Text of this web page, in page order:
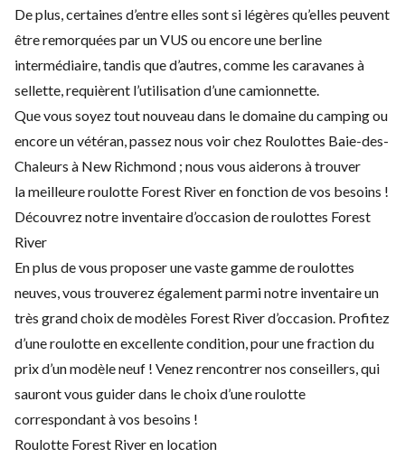
De plus, certaines d’entre elles sont si légères qu’elles peuvent
être remorquées par un VUS ou encore une berline
intermédiaire, tandis que d’autres, comme les caravanes à
sellette, requièrent l’utilisation d’une camionnette.
Que vous soyez tout nouveau dans le domaine du camping ou
encore un vétéran, passez nous voir chez Roulottes Baie-des-
Chaleurs à New Richmond ; nous vous aiderons à trouver
la meilleure roulotte Forest River en fonction de vos besoins !
Découvrez notre inventaire d’occasion de roulottes Forest
River
En plus de vous proposer une vaste gamme de roulottes
neuves, vous trouverez également parmi notre inventaire un
très grand choix de modèles Forest River d’occasion. Profitez
d’une roulotte en excellente condition, pour une fraction du
prix d’un modèle neuf ! Venez rencontrer nos conseillers, qui
sauront vous guider dans le choix d’une roulotte
correspondant à vos besoins !
Roulotte Forest River en location